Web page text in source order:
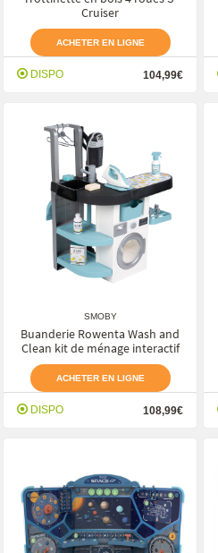
Cruiser
ACHETER EN LIGNE
DISPO 104,99€
SMOBY
Buanderie Rowenta Wash and
Clean kit de ménage interactif
ACHETER EN LIGNE
DISPO 108,99€